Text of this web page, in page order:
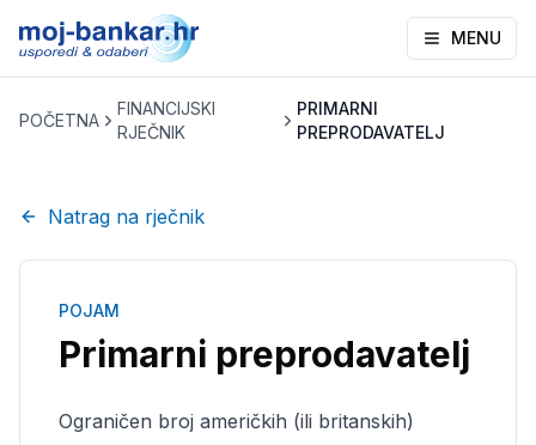
MENU
POČETNA
FINANCIJSKI
RJEČNIK
PRIMARNI
PREPRODAVATELJ
Natrag na rječnik
POJAM
Primarni preprodavatelj
Ograničen broj američkih (ili britanskih)